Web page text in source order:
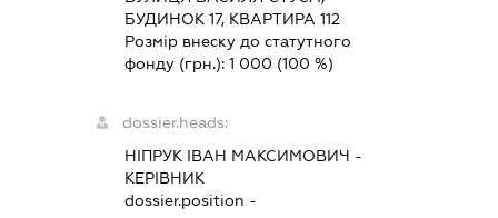
БУДИНОК 17, КВАРТИРА 112
Розмір внеску до статутного
фонду (грн.): 1 000 (100 %)
dossier.heads:
НІПРУК ІВАН МАКСИМОВИЧ -
КЕРІВНИК
dossier.position -